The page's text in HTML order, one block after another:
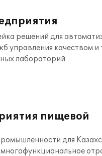
решений для
управления качеством и
лабораторий
пищевой
для